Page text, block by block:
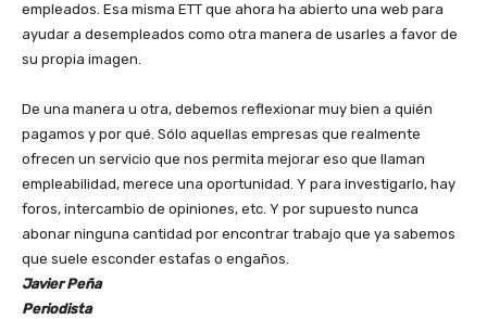
empleados. Esa misma ETT que ahora ha abierto una web para
ayudar a desempleados como otra manera de usarles a favor de
su propia imagen.
De una manera u otra, debemos reflexionar muy bien a quién
pagamos y por qué. Sólo aquellas empresas que realmente
ofrecen un servicio que nos permita mejorar eso que llaman
empleabilidad, merece una oportunidad. Y para investigarlo, hay
foros, intercambio de opiniones, etc. Y por supuesto nunca
abonar ninguna cantidad por encontrar trabajo que ya sabemos
que suele esconder estafas o engaños.
Javier Peña
Periodista